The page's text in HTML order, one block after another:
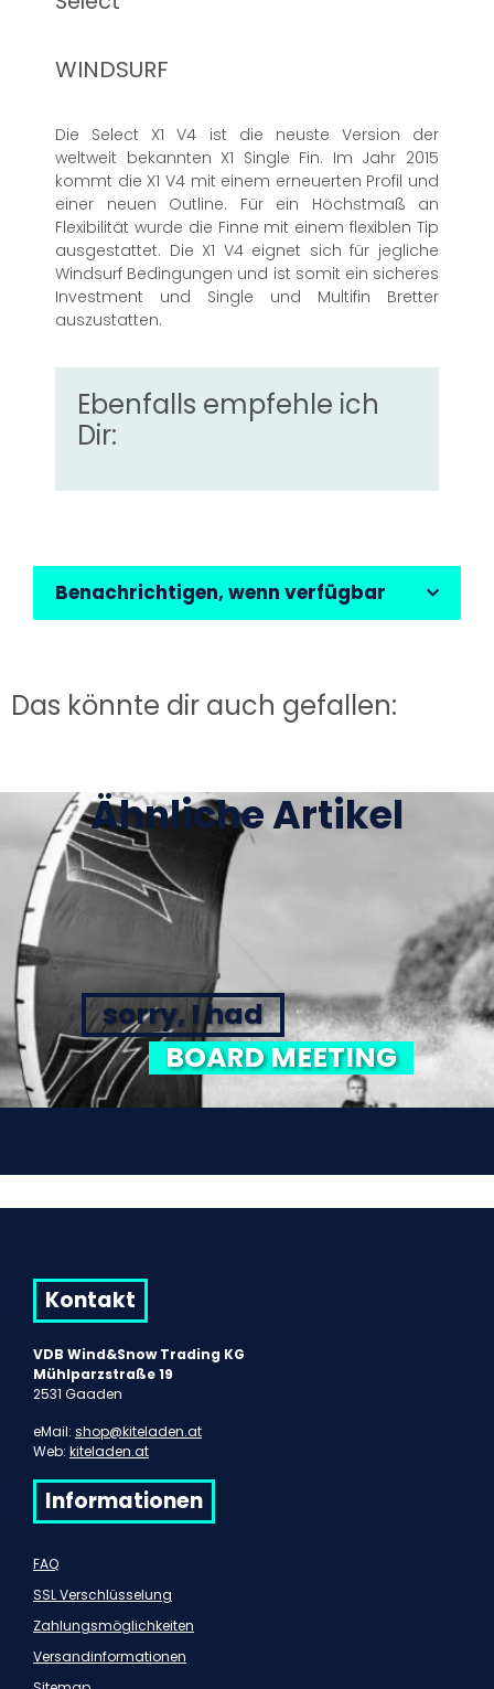
WINDSURF
Die Select X1 V4 ist die neuste Version der
weltweit bekannten X1 Single Fin. Im Jahr 2015
kommt die X1 V4 mit einem erneuerten Profil und
einer neuen Outline. Für ein Höchstmaß an
Flexibilität wurde die Finne mit einem flexiblen Tip
ausgestattet. Die X1 V4 eignet sich für jegliche
Windsurf Bedingungen und ist somit ein sicheres
Investment und Single und Multifin Bretter
auszustatten.
Ebenfalls empfehle ich
Dir:
Benachrichtigen, wenn verfügbar
Das könnte dir auch gefallen:
Ähnliche Artikel
sorry, I had
BOARD MEETING
Kontakt
VDB Wind&Snow Trading KG
Mühlparzstraße 19
2531 Gaaden
eMail: shop@kiteladen.at
Web: kiteladen.at
Informationen
FAQ
SSL Verschlüsselung
Zahlungsmöglichkeiten
Versandinformationen